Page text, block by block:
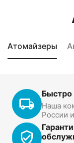
Атомайзеры
Быстро
Наша
России